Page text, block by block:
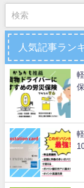
人気記事ラン